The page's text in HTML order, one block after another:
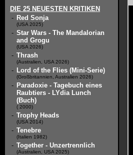
DIE 25 NEUESTEN KRITIKEN
- Red Sonja
(USA 2025)
- Star Wars - The Mandalorian
and Grogu
(USA 2026)
- Thrash
(Australien, USA 2026)
- Lord of the Flies (Mini-Serie)
(Großbritannien, Australien 2026)
- Paradoxie - Tagebuch eines
Raubtiers - LYdia Lunch
(Buch)
( 2000)
- Trophy Heads
(USA 2014)
- Tenebre
(Italien 1982)
- Together - Unzertrennlich
(Australien, USA 2025)